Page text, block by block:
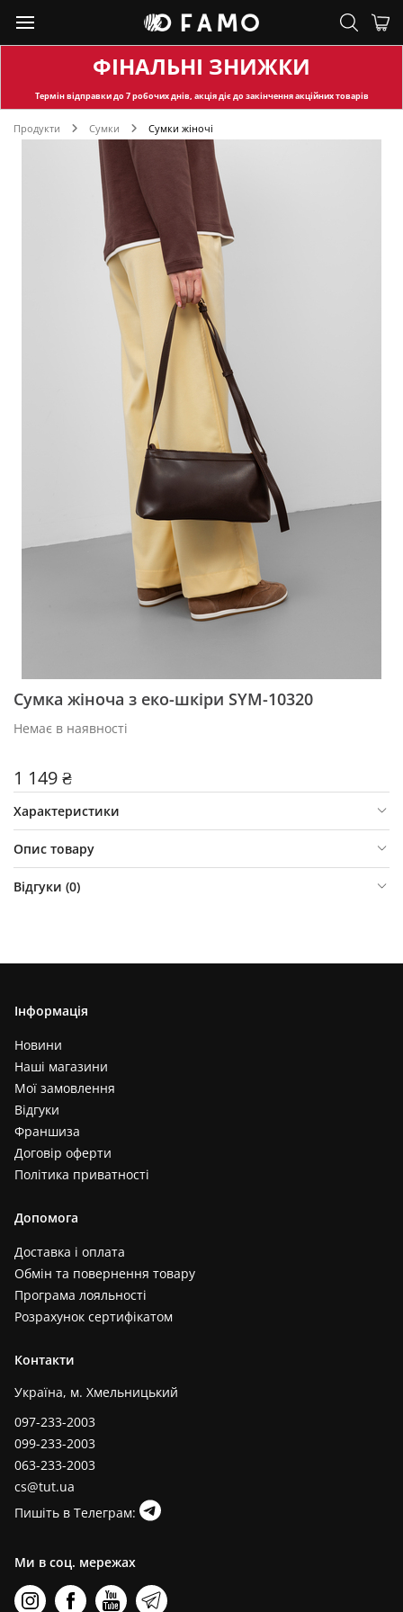
ФІНАЛЬНІ ЗНИЖКИ
Термін відправкидо 7 робочих днів, акція діє до закінчення акційних товарів
Продукти Сумки Сумки жіночі
Сумка жіноча з еко-шкіри SYM-10320
Немає в наявності
1 149 ₴
Характеристики
Опис товару
Відгуки (0)
Інформація
Новини
Наші магазини
Мої замовлення
Відгуки
Франшиза
Договір оферти
Політика приватності
Допомога
Доставка і оплата
Обмін та повернення товару
Програма лояльності
Розрахунок сертифікатом
Контакти
Україна, м. Хмельницький
097-233-2003
099-233-2003
063-233-2003
cs@tut.ua
Пишіть в Телеграм:
Ми в соц. мережах